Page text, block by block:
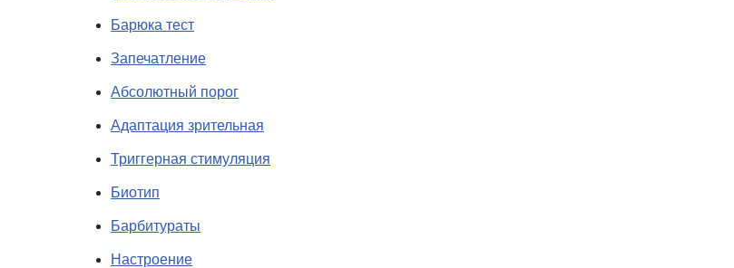
Барюка тест
Запечатление
Абсолютный порог
Адаптация зрительная
Триггерная стимуляция
Биотип
Барбитураты
Настроение